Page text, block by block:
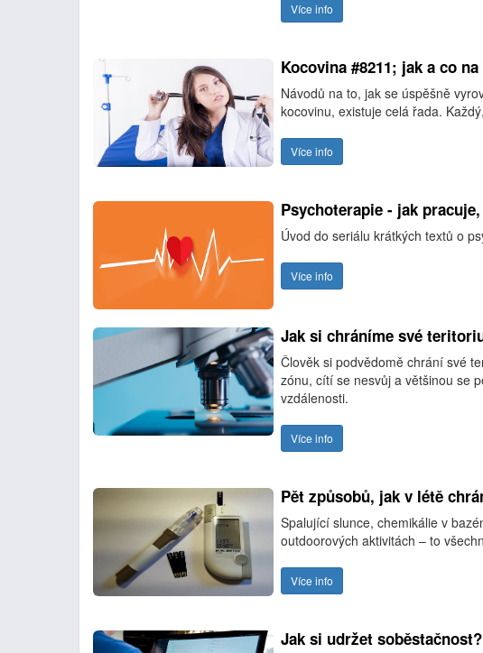
Více info
Kocovina #8211; jak a co
Návodů na to, jak se úspěšně
kocovinu, existuje celá řada.
Více info
Psychoterapie - jak
Úvod do seriálu krátkých textů o
Více info
Jak si chráníme své
Člověk si podvědomě chrání své
zónu, cítí se nesvůj a většinou se
vzdálenosti.
Více info
Pět způsobů, jak v létě
Spalující slunce, chemikálie v
outdoorových aktivitách – to
Více info
Jak si udržet